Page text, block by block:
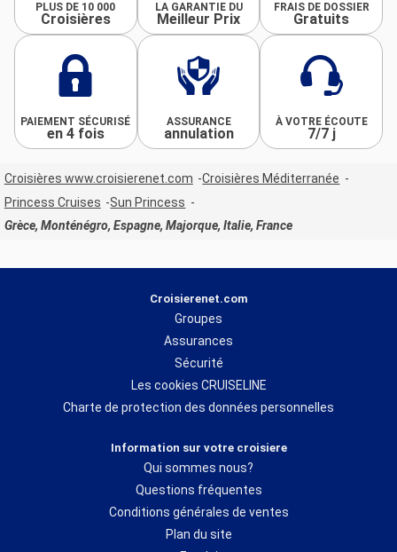
PLUS DE 10 000
Croisières
LA GARANTIE DU
Meilleur Prix
FRAIS DE DOSSIER
Gratuits
PAIEMENT SÉCURISÉ
en 4 fois
ASSURANCE
annulation
À VOTRE ÉCOUTE
7/7 j
Croisières www.croisierenet.com
Croisières Méditerranée
Princess Cruises
Sun Princess
Grèce, Monténégro, Espagne, Majorque, Italie, France
Croisierenet.com
Groupes
Assurances
Sécurité
Les cookies CRUISELINE
Charte de protection des données personnelles
Information sur votre croisiere
Qui sommes nous?
Questions fréquentes
Conditions générales de ventes
Plan du site